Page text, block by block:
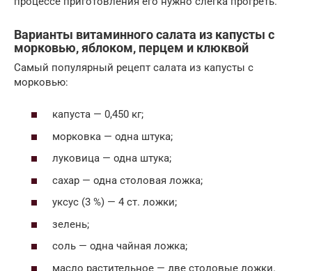
Варианты витаминного салата из капусты с
морковью, яблоком, перцем и клюквой
Самый популярный рецепт салата из капусты с
морковью:
капуста — 0,450 кг;
морковка — одна штука;
луковица — одна штука;
сахар — одна столовая ложка;
уксус (3 %) — 4 ст. ложки;
зелень;
соль — одна чайная ложка;
масло растительное — две столовые ложки.